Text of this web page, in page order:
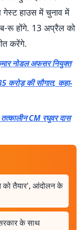
हाउस में चुनाव में
रू होंगे. 13 अप्रैल को
करेंगे.
नोडल अफसर नियुक्त
करोड़ की सौगात, कहा-
CM रघुवर दास
तैयार', आंदोलन के
के साथ